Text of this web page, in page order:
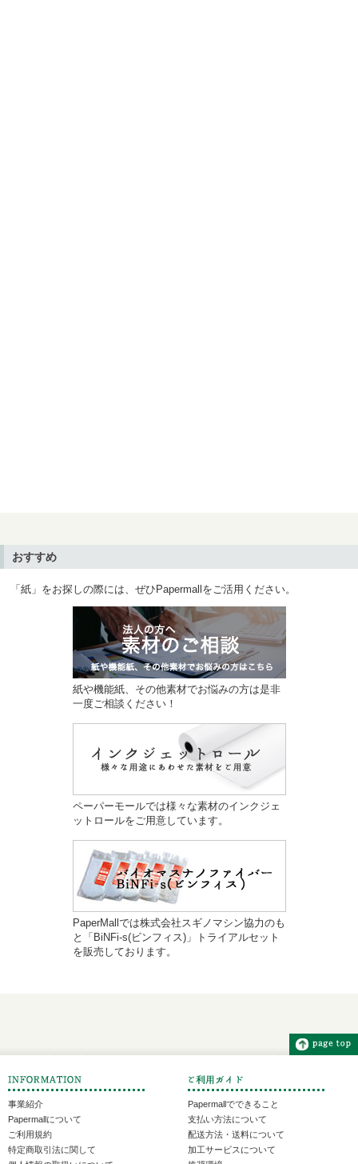
おすすめ
「紙」をお探しの際には、ぜひPapermallをご活用ください。
紙や機能紙、その他素材でお悩みの方は是非
一度ご相談ください！
ペーパーモールでは様々な素材のインクジェ
ットロールをご用意しています。
PaperMallでは株式会社スギノマシン協力のも
と「BiNFi-s(ビンフィス)」トライアルセット
を販売しております。
事業紹介
Papermallについて
ご利用規約
特定商取引法に関して
Papermallでできること
支払い方法について
配送方法・送料について
加工サービスについて